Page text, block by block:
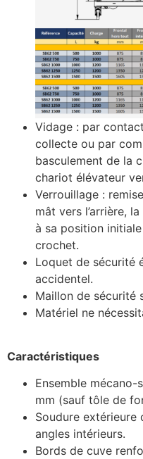
Vidage : par
collecte ou par
basculement de la
chariot élévateur
Verrouillage :
mât vers l’arrière,
à sa position
crochet.
Loquet de sécurité
accidentel.
Maillon de sécurité
Matériel ne
Caractéristiques
Ensemble
mm (sauf tôle de
Soudure extérieure
angles intérieurs.
Bords de cuve